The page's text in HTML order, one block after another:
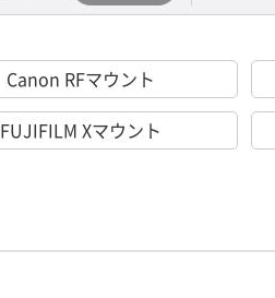
Canon RFマウント
FUJIFILM Xマウント